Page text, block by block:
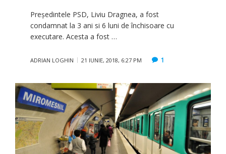
Preşedintele PSD, Liviu Dragnea, a fost
condamnat la 3 ani si 6 luni de închisoare cu
executare. Acesta a fost …
ADRIAN LOGHIN 21 IUNIE, 2018, 6:27 PM 1